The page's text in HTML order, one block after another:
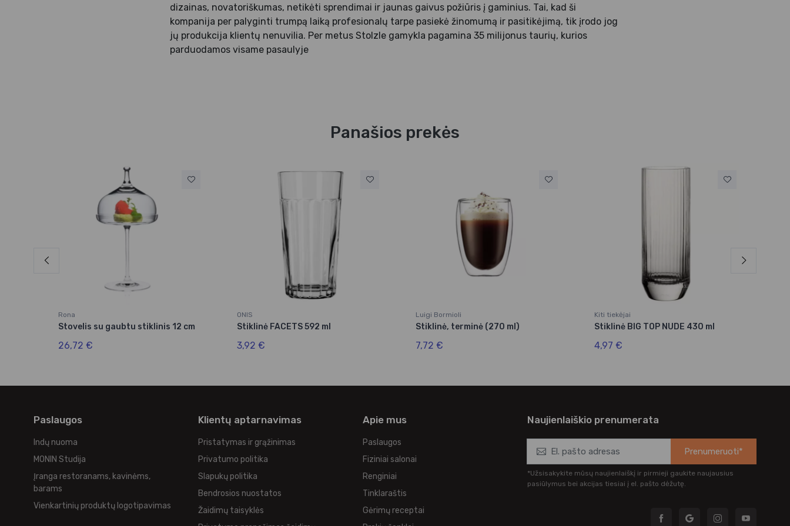
dizainas, novatoriškumas, netikėti sprendimai ir jaunas gaivus požiūris į gaminius. Tai, kad ši
kompanija per palyginti trumpą laiką profesionalų tarpe pasiekė žinomumą ir pasitikėjimą, tik įrodo jog
jų produkcija klientų nenuvilia. Per metus Stolzle gamykla pagamina 35 milijonus taurių, kurios
parduodamos visame pasaulyje
Panašios prekės
Rona
Stovelis su gaubtu stiklinis 12 cm
26,72 €
ONIS
Stiklinė FACETS 592 ml
3,92 €
Luigi Bormioli
Stiklinė, terminė (270 ml)
7,72 €
Kiti tiekėjai
Stiklinė BIG TOP NUDE 430 ml
4,97 €
Paslaugos
Indų nuoma
MONIN Studija
Įranga restoranams, kavinėms,
barams
Vienkartinių produktų logotipavimas
Klientų aptarnavimas
Pristatymas ir grąžinimas
Privatumo politika
Slapukų politika
Bendrosios nuostatos
Žaidimų taisyklės
Apie mus
Paslaugos
Fiziniai salonai
Renginiai
Tinklaraštis
Gėrimų receptai
Naujienlaiškio prenumerata
Prenumeruoti*
*Užsisakykite mūsų naujienlaiškį ir pirmieji gaukite naujausius
pasiūlymus bei akcijas tiesiai į el. pašto dėžutę.